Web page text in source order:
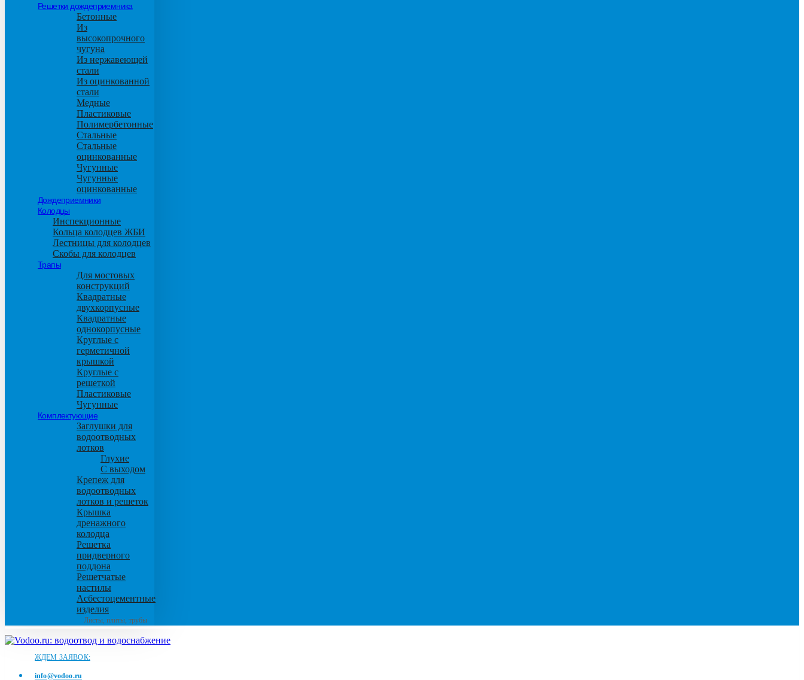
Решетки дождеприемника
Бетонные
Из
высокопрочного
чугуна
Из нержавеющей
стали
Из оцинкованной
стали
Медные
Пластиковые
Полимербетонные
Стальные
Стальные
оцинкованные
Чугунные
Чугунные
оцинкованные
Дождеприемники
Колодцы
Инспекционные
Кольца колодцев ЖБИ
Лестницы для колодцев
Скобы для колодцев
Трапы
Для мостовых
конструкций
Квадратные
двухкорпусные
Квадратные
однокорпусные
Круглые с
герметичной
крышкой
Круглые с
решеткой
Пластиковые
Чугунные
Комплектующие
Заглушки для
водоотводных
лотков
Глухие
С выходом
Крепеж для
водоотводных
лотков и решеток
Крышка
дренажного
колодца
Решетка
придверного
поддона
Решетчатые
настилы
Асбестоцементные
изделия
Листы, плиты, трубы
ЖДЕМ ЗАЯВОК:
info@vodoo.ru